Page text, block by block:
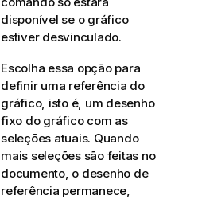
disponível se o gráfico
estiver desvinculado.
Escolha essa opção para
definir uma referência do
gráfico, isto é, um desenho
fixo do gráfico com as
seleções atuais. Quando
mais seleções são feitas no
documento, o desenho de
referência permanece,